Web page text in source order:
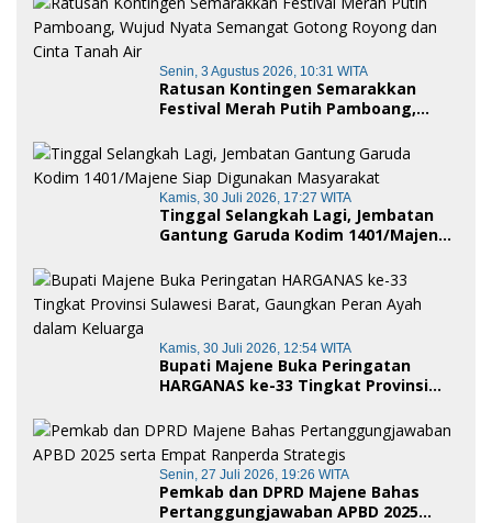
Senin, 3 Agustus 2026, 10:31 WITA
Ratusan Kontingen Semarakkan
Festival Merah Putih Pamboang,
Royong dan Cinta Tanah Air
Kamis, 30 Juli 2026, 17:27 WITA
Tinggal Selangkah Lagi, Jembatan
Gantung Garuda Kodim 1401/Majene
Kamis, 30 Juli 2026, 12:54 WITA
Bupati Majene Buka Peringatan
HARGANAS ke-33 Tingkat Provinsi
Ayah dalam Keluarga
Senin, 27 Juli 2026, 19:26 WITA
Pemkab dan DPRD Majene Bahas
Pertanggungjawaban APBD 2025